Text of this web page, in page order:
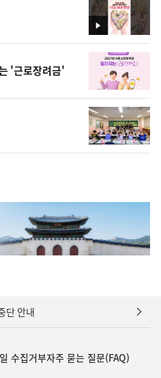
영
상
'근로장려금'
단 안내
수집거부자주 묻는 질문(FAQ)